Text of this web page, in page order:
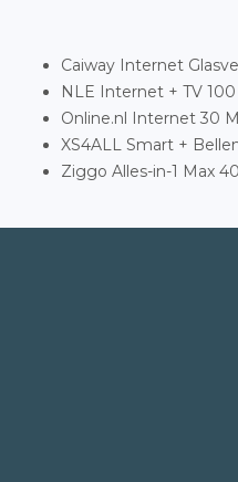
Caiway Internet
NLE Internet + TV
Online.nl Internet 30
XS4ALL Smart +
Ziggo Alles-in-1 Max